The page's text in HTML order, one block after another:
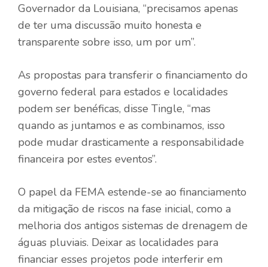
Governador da Louisiana, “precisamos apenas
de ter uma discussão muito honesta e
transparente sobre isso, um por um”.
As propostas para transferir o financiamento do
governo federal para estados e localidades
podem ser benéficas, disse Tingle, “mas
quando as juntamos e as combinamos, isso
pode mudar drasticamente a responsabilidade
financeira por estes eventos”.
O papel da FEMA estende-se ao financiamento
da mitigação de riscos na fase inicial, como a
melhoria dos antigos sistemas de drenagem de
águas pluviais. Deixar as localidades para
financiar esses projetos pode interferir em